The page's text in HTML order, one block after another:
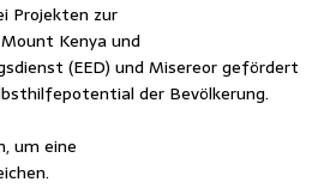
Projekten zur
Kenya und
(EED) und Misereor gefördert
der Bevölkerung.
um eine